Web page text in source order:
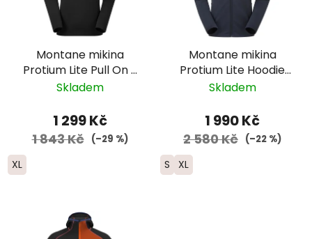
Montane mikina
Protium Lite Pull On -
pánská - černá
Skladem
1 299 Kč
1 843 Kč (–29 %)
XL
Montane mikina
Protium Lite Hoodie
zip - pánská - tmavě
Skladem
1 990 Kč
2 580 Kč (–22 %)
S XL